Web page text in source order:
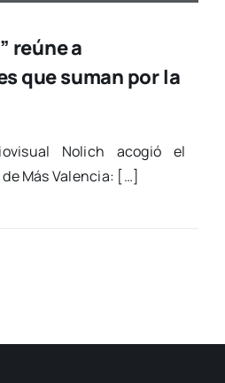
reúne a
que suman por la
Nolich aco­gió el
Más Valen­cia: […]